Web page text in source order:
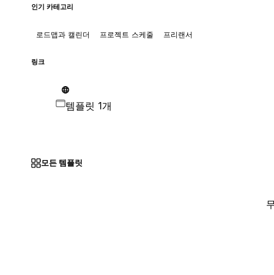
인기 카테고리
로드맵과 캘린더 프로젝트 스케줄 프리랜서
링크
템플릿 1개
모든 템플릿